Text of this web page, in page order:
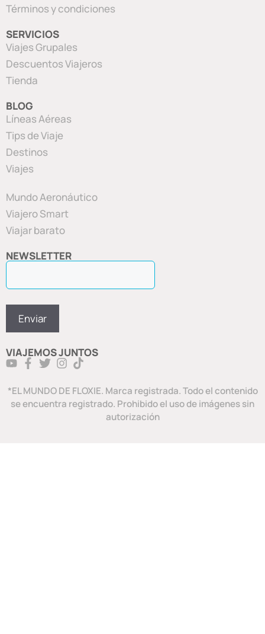
Términos y condiciones
SERVICIOS
Viajes Grupales
Descuentos Viajeros
Tienda
BLOG
Líneas Aéreas
Tips de Viaje
Destinos
Viajes
Mundo Aeronáutico
Viajero Smart
Viajar barato
NEWSLETTER
VIAJEMOS JUNTOS
*EL MUNDO DE FLOXIE. Marca registrada. Todo el contenido
se encuentra registrado. Prohibido el uso de imágenes sin
autorización